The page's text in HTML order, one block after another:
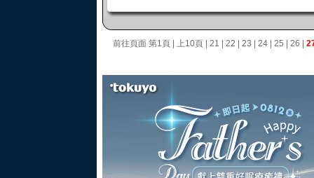
前往頁面 第1頁 上10頁 21 22 23 24 25 26